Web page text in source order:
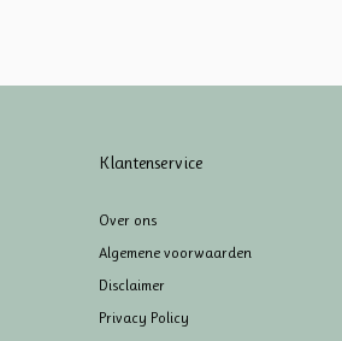
Klantenservice
Over ons
Algemene voorwaarden
Disclaimer
Privacy Policy